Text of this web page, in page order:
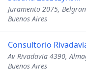
Juramento 2075,
Buenos Aires
Consultorio
Av Rivadavia 4390,
Buenos Aires